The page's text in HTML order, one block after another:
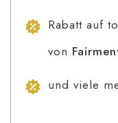
Rabatt auf
von
und viele